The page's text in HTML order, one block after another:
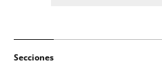
Secciones